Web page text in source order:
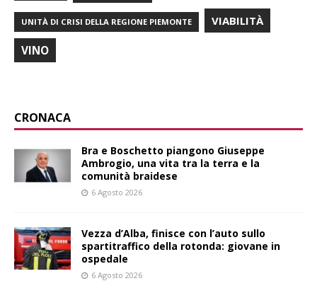
UNITÀ DI CRISI DELLA REGIONE PIEMONTE VIABILITÀ
VINO
CRONACA
Bra e Boschetto piangono Giuseppe
Ambrogio, una vita tra la terra e la
comunità braidese
6 Agosto 2026
Vezza d’Alba, finisce con l’auto sullo
spartitraffico della rotonda: giovane in
ospedale
6 Agosto 2026